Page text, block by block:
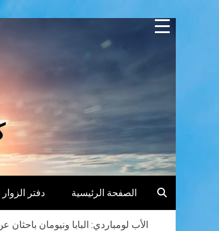
Skip
الصفحة الرئيسية دفتر الزوار
الأب لومباردي: البابا ونيومان باحثان